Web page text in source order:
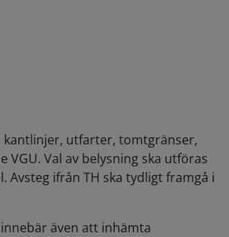
kantlinjer, utfarter, tomtgränser,
Val av belysning ska utföras
Avsteg ifrån TH ska tydligt framgå i
även att inhämta